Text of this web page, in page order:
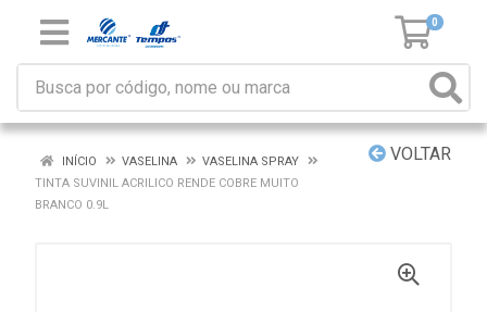
0
VOLTAR
INÍCIO VASELINA
VASELINA SPRAY
TINTA SUVINIL ACRILICO RENDE COBRE MUITO
BRANCO 0.9L